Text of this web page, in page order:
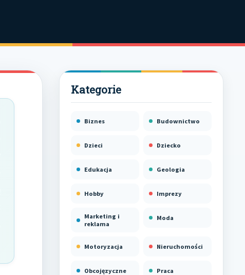
Biznes Budownictwo
Dzieci Dziecko
Edukacja Geologia
Hobby Imprezy
Marketing i
reklama
Moda
Motoryzacja Nieruchomości
Obcojęzyczne Praca